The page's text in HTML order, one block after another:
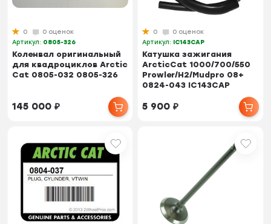
0
0 оценок
Артикул: 0805-326
Коленвал оригинальный
для квадроциклов Arctic
Cat 0805-032 0805-326
145 000₽
0
0 оценок
Артикул: IC143CAP
Катушка зажигания
ArcticCat 1000/700/550
Prowler/H2/Mudpro 08+
0824-043 IC143CAP
5 900₽